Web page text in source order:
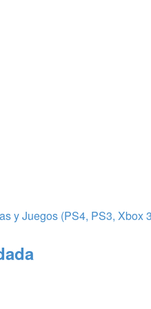
y Juegos (PS4, PS3, Xbox